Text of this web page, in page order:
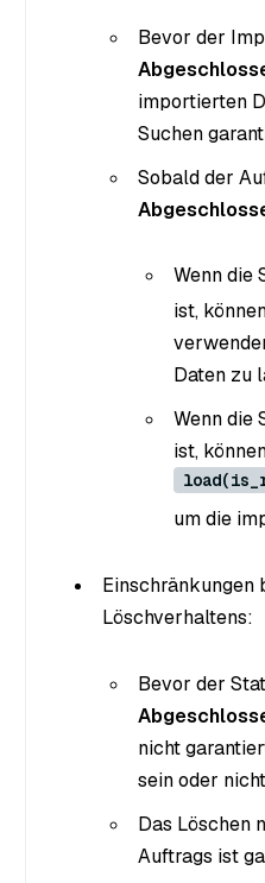
Bevor der
importierten
Suchen
Sobald der
Wenn die
ist,
Daten zu
Wenn die
ist,
um die
Einschränkungen
Löschverhaltens:
Bevor der
nicht
sein oder
Das Löschen
Auftrags ist